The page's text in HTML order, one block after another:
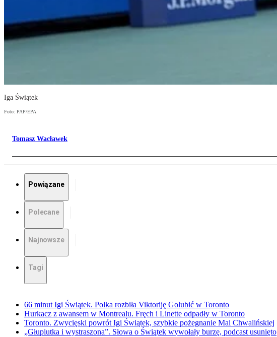
Iga Świątek
Foto: PAP/EPA
Tomasz Wacławek
Powiązane
Polecane
Najnowsze
Tagi
66 minut Igi Świątek. Polka rozbiła Viktoriję Golubić w Toronto
Hurkacz z awansem w Montrealu. Fręch i Linette odpadły w Toronto
Toronto. Zwycięski powrót Igi Świątek, szybkie pożegnanie Mai Chwalińskiej
„Głupiutka i wystraszona”. Słowa o Świątek wywołały burzę, podcast usunięto